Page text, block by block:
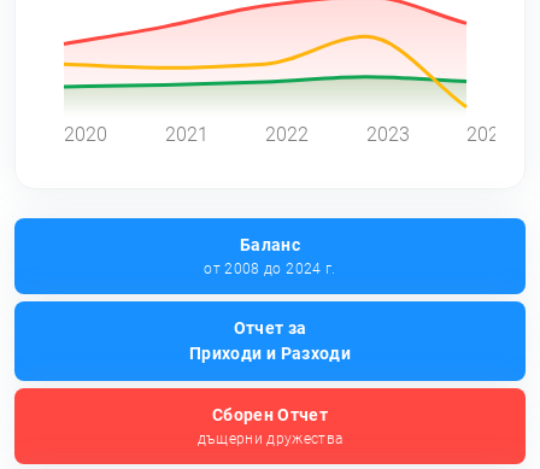
2020 2021 2022 2023 2024
Баланс
от 2008 до 2024 г.
Отчет за
Приходи и Разходи
Сборен Отчет
дъщерни дружества